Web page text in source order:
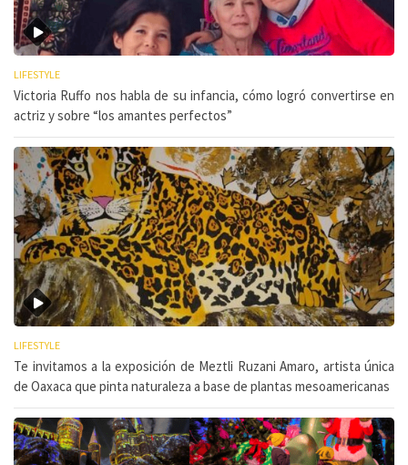
LIFESTYLE
Victoria Ruffo nos habla de su infancia, cómo logró convertirse en
actriz y sobre “los amantes perfectos”
LIFESTYLE
Te invitamos a la exposición de Meztli Ruzani Amaro, artista única
de Oaxaca que pinta naturaleza a base de plantas mesoamericanas